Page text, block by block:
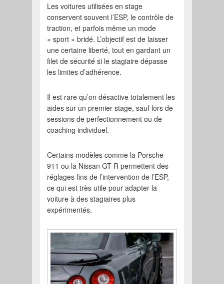
Les voitures utilisées en stage
conservent souvent l’ESP, le contrôle de
traction, et parfois même un mode
« sport » bridé. L’objectif est de laisser
une certaine liberté, tout en gardant un
filet de sécurité si le stagiaire dépasse
les limites d’adhérence.
Il est rare qu’on désactive totalement les
aides sur un premier stage, sauf lors de
sessions de perfectionnement ou de
coaching individuel.
Certains modèles comme la Porsche
911 ou la Nissan GT-R permettent des
réglages fins de l’intervention de l’ESP,
ce qui est très utile pour adapter la
voiture à des stagiaires plus
expérimentés.